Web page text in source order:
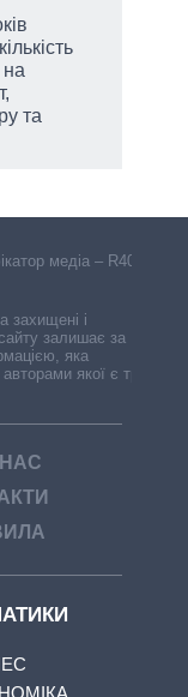
на
та
медіа – R40-
захищені і
залишає за
яка
якої є треті